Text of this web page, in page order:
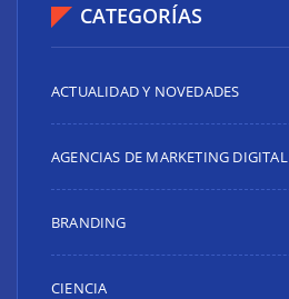
CATEGORÍAS
ACTUALIDAD Y NOVEDADES
AGENCIAS DE MARKETING DIGITAL
BRANDING
CIENCIA